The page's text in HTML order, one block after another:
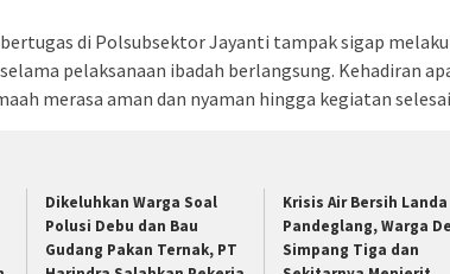
di Polsubsektor Jayanti tampak sigap
pelaksanaan ibadah berlangsung. Kehadiran
merasa aman dan nyaman hingga kegiatan
Dikeluhkan Warga Soal
Polusi Debu dan Bau
Gudang Pakan Ternak, PT
Krisis Air Bersih Landa
Pandeglang, Warga
Simpang Tiga dan